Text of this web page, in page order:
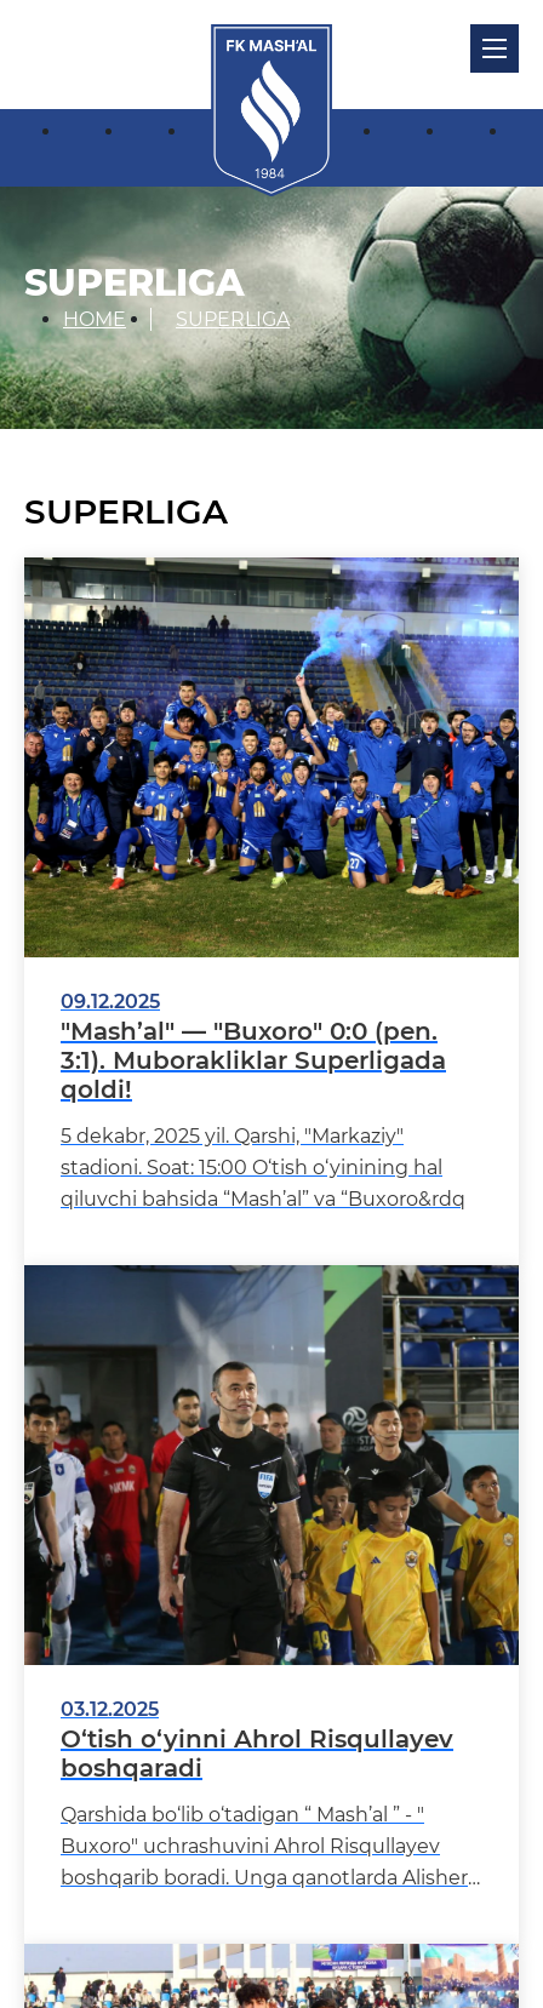
SUPERLIGA
HOME SUPERLIGA
SUPERLIGA
09.12.2025
"Mash’al" — "Buxoro" 0:0 (pen.
3:1). Muborakliklar Superligada
qoldi!
5 dekabr, 2025 yil. Qarshi, "Markaziy"
stadioni. Soat: 15:00 O‘tish o‘yinining hal
qiluvchi bahsida “Mash’al” va “Buxoro&rdq
03.12.2025
O‘tish o‘yinni Ahrol Risqullayev
boshqaradi
Qarshida bo‘lib o‘tadigan “ Mash’al ” - "
Buxoro" uchrashuvini Ahrol Risqullayev
boshqarib boradi. Unga qanotlarda Alisher